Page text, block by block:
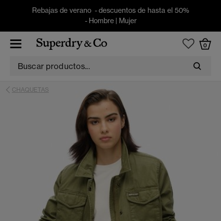
Rebajas de verano - descuentos de hasta el 50%
- Hombre| Mujer
0
CHAQUETAS